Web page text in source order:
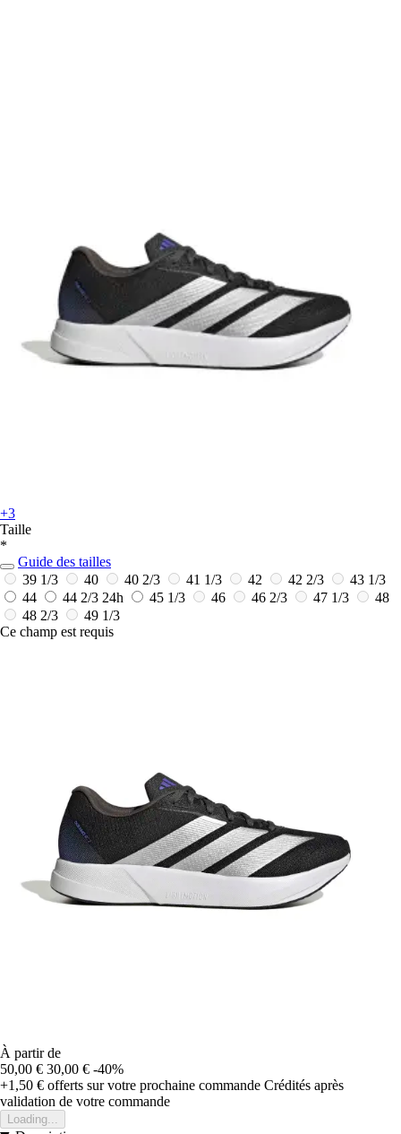
+3
Taille
*
Guide des tailles
39 1/3
40 40 2/3 41 1/3 42 42 2/3
43 1/3
44
44 2/3 24h 45 1/3 46 46 2/3 47 1/3
48
48 2/3
49 1/3
Ce champ est requis
À partir de
50,00 € 30,00 € -40%
+1,50 € offerts sur votre prochaine commande Crédités après
validation de votre commande
Loading...